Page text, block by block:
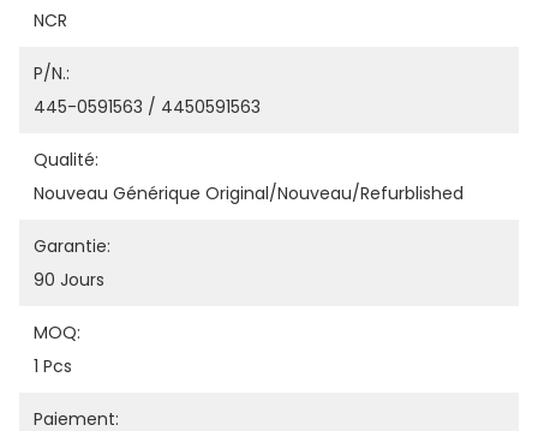
NCR
P/N.:
445-0591563 / 4450591563
Qualité:
Nouveau Générique Original/nouveau/refurblished
Garantie:
90 Jours
MOQ:
1 Pcs
Paiement: